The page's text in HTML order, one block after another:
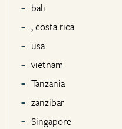
bali
, costa rica
usa
vietnam
Tanzania
zanzibar
Singapore